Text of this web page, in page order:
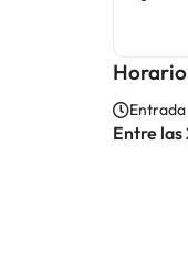
Entrada
Entre las